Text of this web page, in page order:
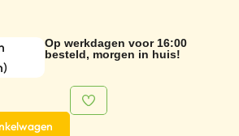
Op werkdagen voor 16:00
besteld, morgen in huis!